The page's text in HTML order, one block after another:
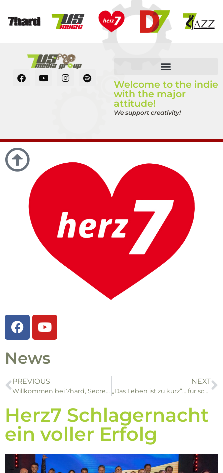
Welcome to the indie
with the major
attitude!
We support creativity!
News
PREVIOUS
Willkommen bei 7hard, Secret Rule!
NEXT
„Das Leben ist zu kurz“… für schlechte Songs: Alex Morgen setzt auf Qualität!
Herz7 Schlagernacht
ein voller Erfolg